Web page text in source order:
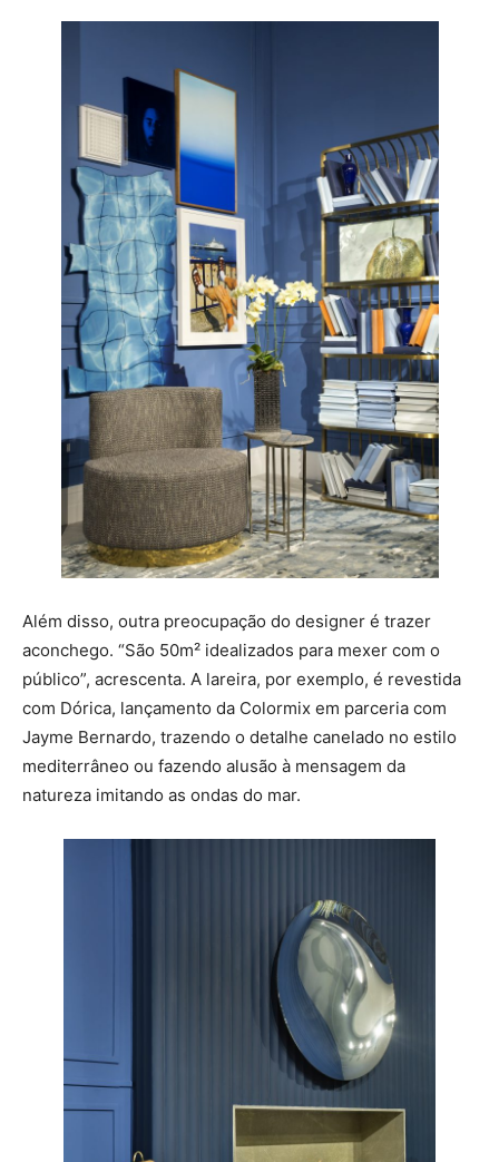
Além disso, outra preocupação do designer é trazer
aconchego. “São 50m² idealizados para mexer com o
público”, acrescenta. A lareira, por exemplo, é revestida
com Dórica, lançamento da Colormix em parceria com
Jayme Bernardo, trazendo o detalhe canelado no estilo
mediterrâneo ou fazendo alusão à mensagem da
natureza imitando as ondas do mar.